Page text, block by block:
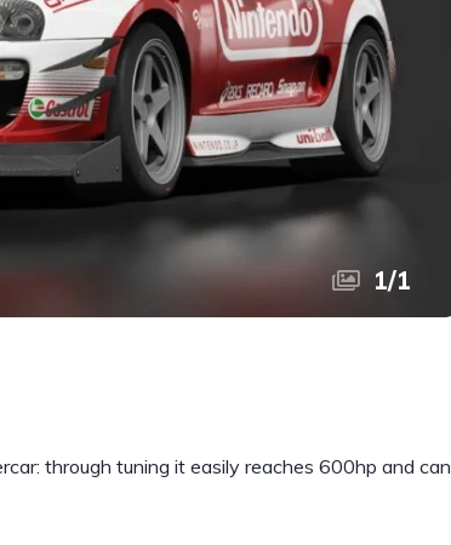
1/1
through tuning it easily reaches 600hp and can